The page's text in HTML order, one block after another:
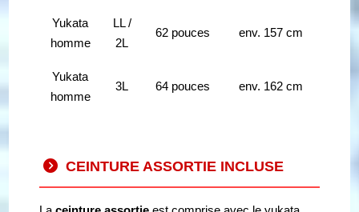
Yukata
homme
LL /
2L
62 pouces env. 157 cm
Yukata
homme
3L 64 pouces env. 162 cm
CEINTURE ASSORTIE INCLUSE